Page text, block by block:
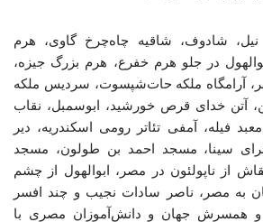
نیل، شادوف، شاقیه چاه‌چرخ گاوی، هرم
در جلو هرم خفرع، هرم بزرگ جیزه،
آرامگاه ملکه حات‌شپسوت، سردیس ملکه
آتن خدای قرص خورشید، ابوسمبل، نقاب
فیله، آمفی تئاتر رومی اسکندریه، دیر
سینا، مسجد احمد بن طولون، مسجد
از ناپولئون در مصر، ابوالهول از چشم
به مصر، ناصر سادات نجیب و چند افسر
و همسرش جهان و دانش‌آموزان مصری با